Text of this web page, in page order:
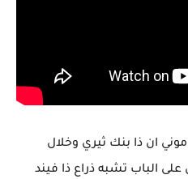
ان ذا بنك ثيري وخلال
الباب تشبه ذراع ذا فيند